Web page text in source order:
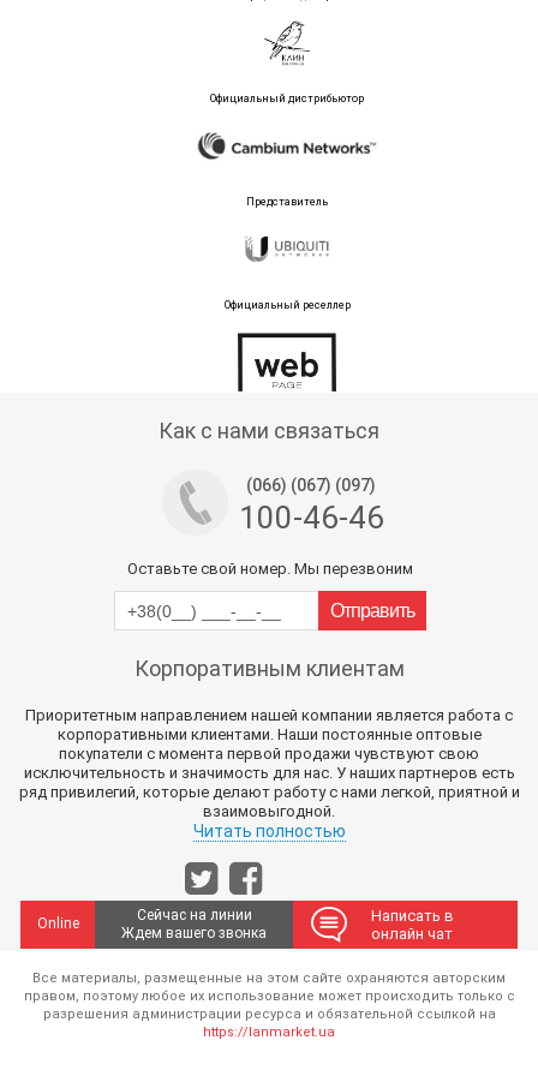
Официальный дистрибьютор
Представитель
Официальный реселлер
Как с нами связаться
(066) (067) (097)
100-46-46
Оставьте свой номер. Мы перезвоним
Корпоративным клиентам
Приоритетным направлением нашей компании является работа с
корпоративными клиентами. Наши постоянные оптовые
покупатели с момента первой продажи чувствуют свою
исключительность и значимость для нас. У наших партнеров есть
ряд привилегий, которые делают работу с нами легкой, приятной и
взаимовыгодной.
Читать полностью
Online
Сейчас на линии
Ждем вашего звонка
Написать в
онлайн чат
Все материалы, размещенные на этом сайте охраняются авторским
правом, поэтому любое их использование может происходить только с
разрешения администрации ресурса и обязательной ссылкой на
https://lanmarket.ua